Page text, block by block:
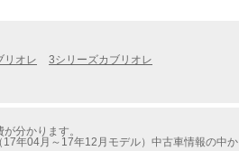
リオレ
3シリーズカブリオレ
分かります。
年04月～17年12月モデル）中古車情報の中か